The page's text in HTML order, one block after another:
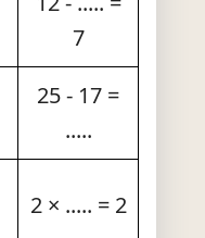
7
25 - 17 =
.....
2 × ..... = 2